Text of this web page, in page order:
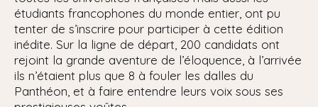
étudiants francophones du monde entier, ont pu
tenter de s’inscrire pour participer à cette édition
inédite. Sur la ligne de départ, 200 candidats ont
rejoint la grande aventure de l’éloquence, à l’arrivée
ils n’étaient plus que 8 à fouler les dalles du
Panthéon, et à faire entendre leurs voix sous ses